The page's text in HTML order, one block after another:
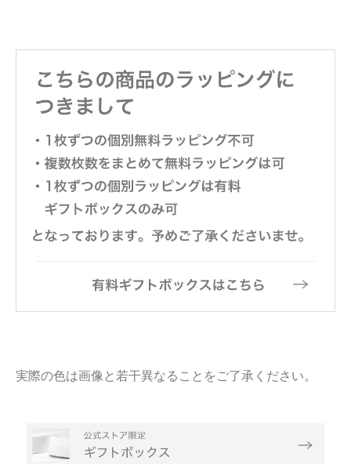
実際の色は画像と若干異なることをご了承ください。